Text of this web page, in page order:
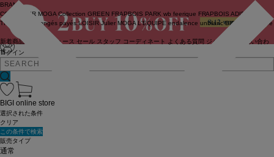
ログイン
BRAND
COUTURIER MOGA Collection GREEN FRAPBOIS PARK wb feerique FRAPBOIS ADIEU
TRISTESSE
congés payés LOISIR Julier MOGA L'EQUIPE endalence unbilanc BIGI online store
新着商品 ニュース セール スタッフ コーディネート よくある質問 ジャーナル
お問い合わ
せ
BIGI online store
選択された条件
クリア
この条件で検索
販売タイプ
通常